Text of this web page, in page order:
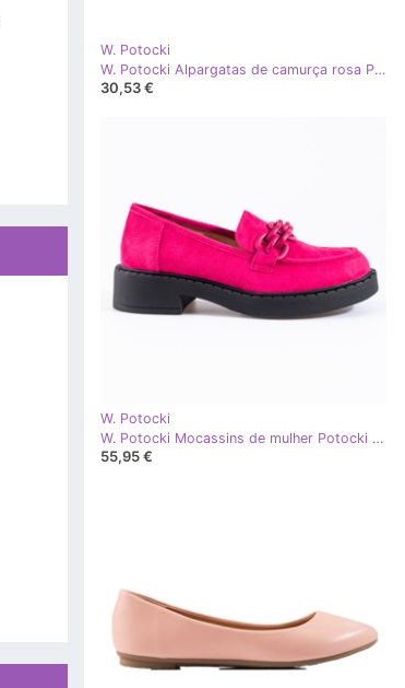
W. Potocki
W. Potocki Alpargatas de camurça rosa Potocki de mulher
30,53 €
W. Potocki
W. Potocki Mocassins de mulher Potocki camurça fúcsia rosa
55,95 €